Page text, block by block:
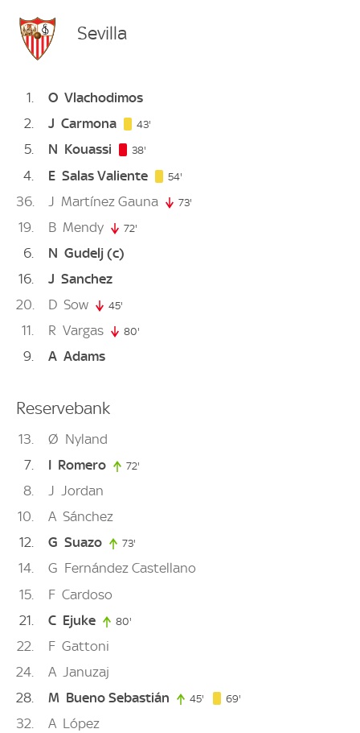
Sevilla
1 O Vlachodimos
2
J Carmona 43'
5 N Kouassi 38'
4 E Salas Valiente 54'
36 J Martínez Gauna 73'
19 B Mendy 72'
6 N Gudelj (c)
16
J Sanchez
20
D Sow 45'
11 R Vargas 80'
9 A Adams
Reservebank
13 Ø Nyland
7
I Romero 72'
8 J Jordan
10
A Sánchez
12
G Suazo 73'
14 G Fernández Castellano
15
F Cardoso
21
C Ejuke 80'
22 F Gattoni
24
A Januzaj
28
M Bueno Sebastián 45' 45. minute
69'
32 A López